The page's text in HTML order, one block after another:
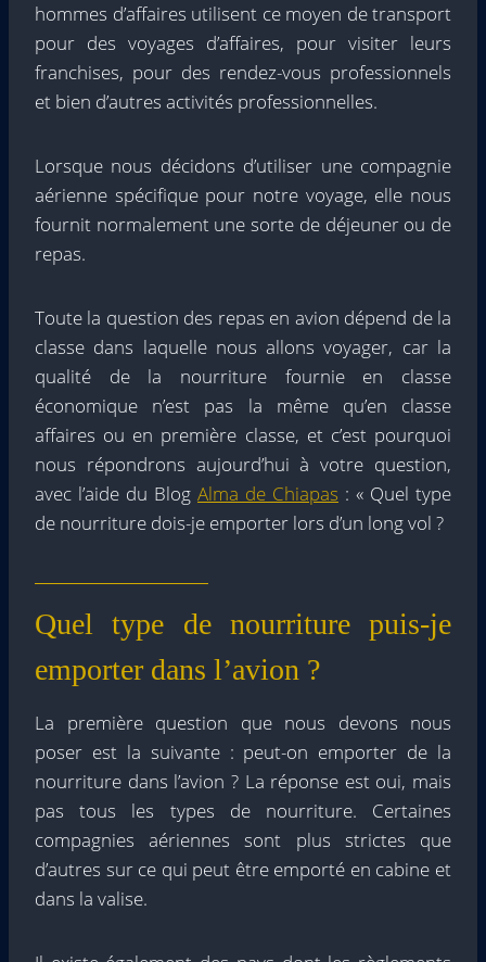
hommes d’affaires utilisent ce moyen de transport
pour des voyages d’affaires, pour visiter leurs
franchises, pour des rendez-vous professionnels
et bien d’autres activités professionnelles.
Lorsque nous décidons d’utiliser une compagnie
aérienne spécifique pour notre voyage, elle nous
fournit normalement une sorte de déjeuner ou de
repas.
Toute la question des repas en avion dépend de la
classe dans laquelle nous allons voyager, car la
qualité de la nourriture fournie en classe
économique n’est pas la même qu’en classe
affaires ou en première classe, et c’est pourquoi
nous répondrons aujourd’hui à votre question,
avec l’aide du Blog Alma de Chiapas : « Quel type
de nourriture dois-je emporter lors d’un long vol ?
Quel type de nourriture puis-je
emporter dans l’avion ?
La première question que nous devons nous
poser est la suivante : peut-on emporter de la
nourriture dans l’avion ? La réponse est oui, mais
pas tous les types de nourriture. Certaines
compagnies aériennes sont plus strictes que
d’autres sur ce qui peut être emporté en cabine et
dans la valise.